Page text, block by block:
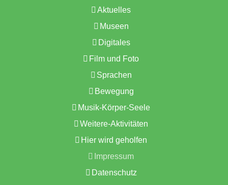
Aktuelles
Museen
Digitales
Film und Foto
Sprachen
Bewegung
Musik-Körper-Seele
Weitere-Aktivitäten
Hier wird geholfen
Impressum
Datenschutz